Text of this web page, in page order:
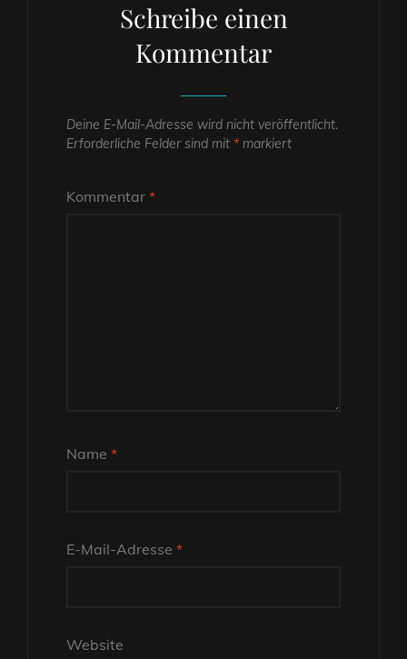
Schreibe einen
Kommentar
Deine E-Mail-Adresse wird nicht veröffentlicht.
Erforderliche Felder sind mit * markiert
Kommentar *
Name *
E-Mail-Adresse *
Website